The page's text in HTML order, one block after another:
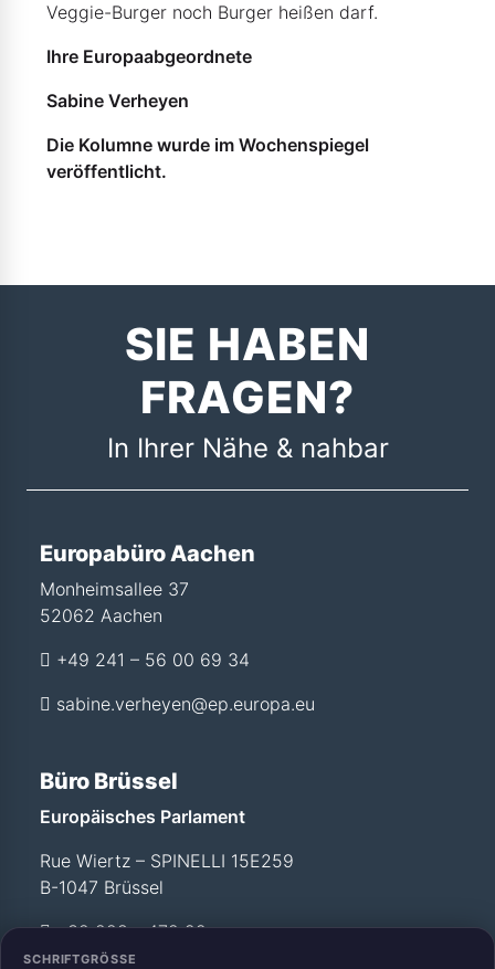
SCHRIFTGRÖSSE
Veggie-Burger noch Burger heißen darf.
Ihre Europaabgeordnete
Sabine Verheyen
Die Kolumne wurde im Wochenspiegel
veröffentlicht.
SIE HABEN
FRAGEN?
In Ihrer Nähe & nahbar
Europabüro Aachen
Monheimsallee 37
52062 Aachen
+49 241 – 56 00 69 34
sabine.verheyen@ep.europa.eu
Büro Brüssel
Europäisches Parlament
Rue Wiertz – SPINELLI 15E259
B-1047 Brüssel
+32 228 - 472 99